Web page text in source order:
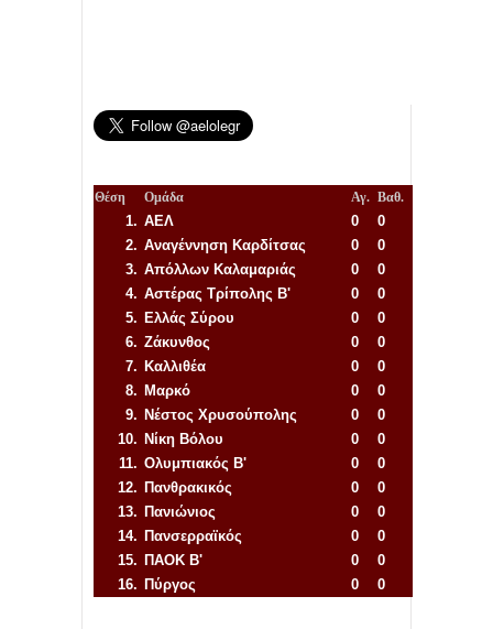
Θέση Ομάδα Αγ. Βαθ.
1. ΑΕΛ 0
0
2. Αναγέννηση Καρδίτσας 0
0
3. Απόλλων Καλαμαριάς 0
0
4. Αστέρας Τρίπολης Β' 0
0
5. Ελλάς Σύρου 0
0
6. Ζάκυνθος 0
0
7. Καλλιθέα 0
0
8. Μαρκό 0
0
9. Νέστος Χρυσούπολης 0
0
10. Νίκη Βόλου 0
0
11. Ολυμπιακός Β' 0
0
12. Πανθρακικός 0
0
13. Πανιώνιος 0
0
14. Πανσερραϊκός 0
0
15. ΠΑΟΚ Β' 0
0
16. Πύργος 0
0